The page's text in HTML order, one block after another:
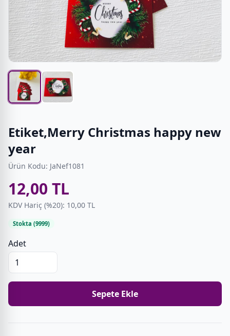
Etiket,Merry Christmas happy new
year
Ürün Kodu: JaNef1081
12,00 TL
KDV Hariç (%20): 10,00 TL
Stokta (9999)
Adet
Sepete Ekle